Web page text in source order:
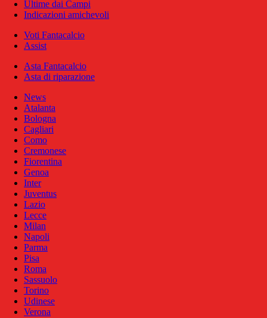
Ultime dai Campi
Indicazioni amichevoli
Voti Fantacalcio
Assist
Asta Fantacalcio
Asta di riparazione
News
Atalanta
Bologna
Cagliari
Como
Cremonese
Fiorentina
Genoa
Inter
Juventus
Lazio
Lecce
Milan
Napoli
Parma
Pisa
Roma
Sassuolo
Torino
Udinese
Verona